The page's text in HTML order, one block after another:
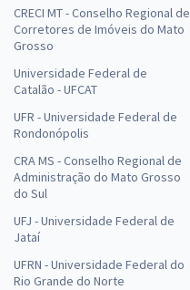
CRECI MT - Conselho Regional de
Corretores de Imóveis do Mato
Grosso
Universidade Federal de
Catalão - UFCAT
UFR - Universidade Federal de
Rondonópolis
CRA MS - Conselho Regional de
Administração do Mato Grosso
do Sul
UFJ - Universidade Federal de
Jataí
UFRN - Universidade Federal do
Rio Grande do Norte